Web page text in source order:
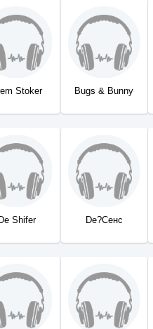
Stoker Bugs & Bunny
Shifer De?Сенс